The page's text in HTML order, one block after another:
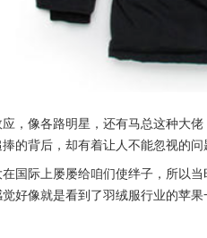
，像各路明星，还有马总这种大
的背后，却有着让人不能忽视的问
国际上屡屡给咱们使绊子，所以
好像就是看到了羽绒服行业的苹果